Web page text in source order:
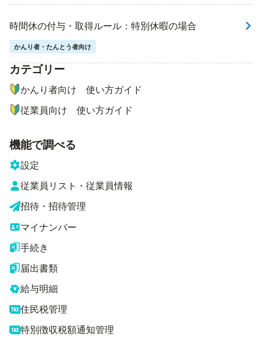
時間休の付与・取得ルール：特別休暇の場合
かんり者・たんとう者向け
ナビゲーションメニュー
カテゴリー
かんり者向け 使い方ガイド
従業員向け 使い方ガイド
機能で調べる
設定
従業員リスト・従業員情報
招待・招待管理
マイナンバー
手続き
届出書類
給与明細
住民税管理
特別徴収税額通知管理